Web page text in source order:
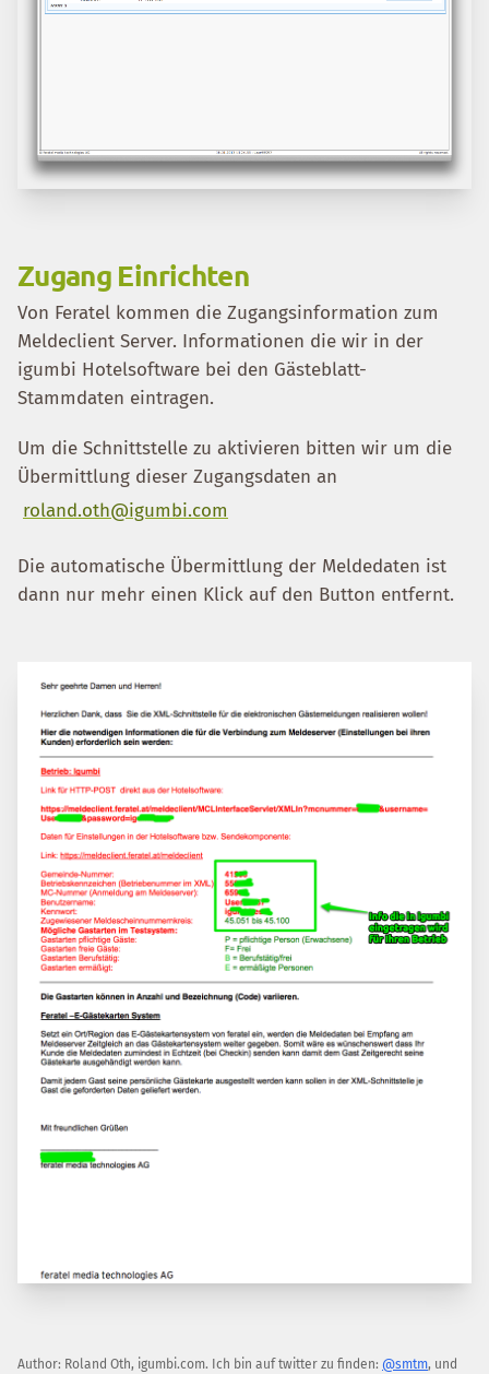
Zugang Einrichten
Von Feratel kommen die Zugangsinformation zum
Meldeclient Server. Informationen die wir in der
igumbi Hotelsoftware bei den Gästeblatt-
Stammdaten eintragen.
Um die Schnittstelle zu aktivieren bitten wir um die
Übermittlung dieser Zugangsdaten an
roland.oth@igumbi.com
Die automatische Übermittlung der Meldedaten ist
dann nur mehr einen Klick auf den Button entfernt.
Author: Roland Oth, igumbi.com. Ich bin auf twitter zu finden: @smtm, und